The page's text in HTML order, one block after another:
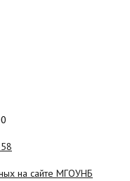
на сайте МГОУНБ